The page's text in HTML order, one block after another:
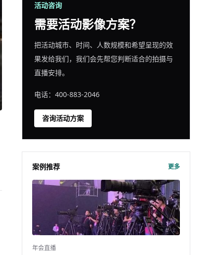
活动咨询
需要活动影像方案？
把活动城市、时间、人数规模和希望呈现的效
果发给我们，我们会先帮您判断适合的拍摄与
直播安排。
电话：400-883-2046
咨询活动方案
案例推荐 更多
年会直播